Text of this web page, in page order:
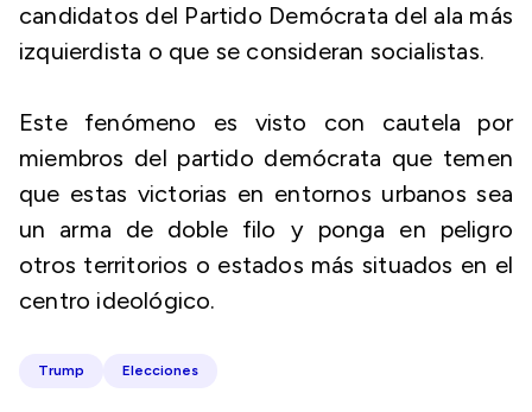
candidatos del Partido Demócrata del ala más
izquierdista o que se consideran socialistas.
Este fenómeno es visto con cautela por
miembros del partido demócrata que temen
que estas victorias en entornos urbanos sea
un arma de doble filo y ponga en peligro
otros territorios o estados más situados en el
centro ideológico.
Trump Elecciones